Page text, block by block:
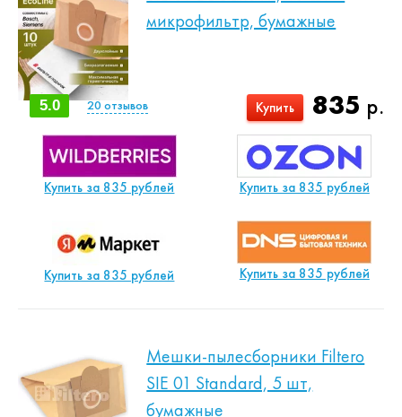
микрофильтр, бумажные
835 р.
Купить
5.0 20 отзывов
Купить за 835 рублей Купить за 835 рублей
Купить за 835 рублей Купить за 835 рублей
Мешки-пылесборники Filtero
SIE 01 Standard, 5 шт,
бумажные